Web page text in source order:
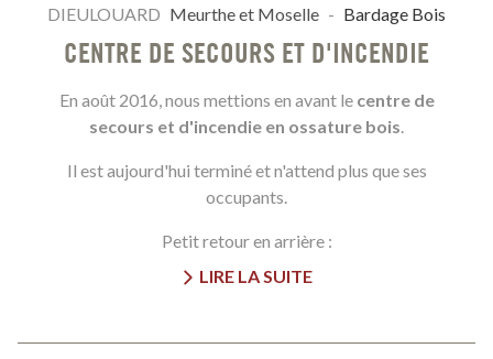
DIEULOUARD Meurthe et Moselle - Bardage Bois
CENTRE DE SECOURS ET D'INCENDIE
En août 2016, nous mettions en avant le centre de
secours et d'incendie en ossature bois
Il est aujourd'hui terminé et n'attend plus que ses
occupants.
Petit retour en arrière :
LIRE LA SUITE